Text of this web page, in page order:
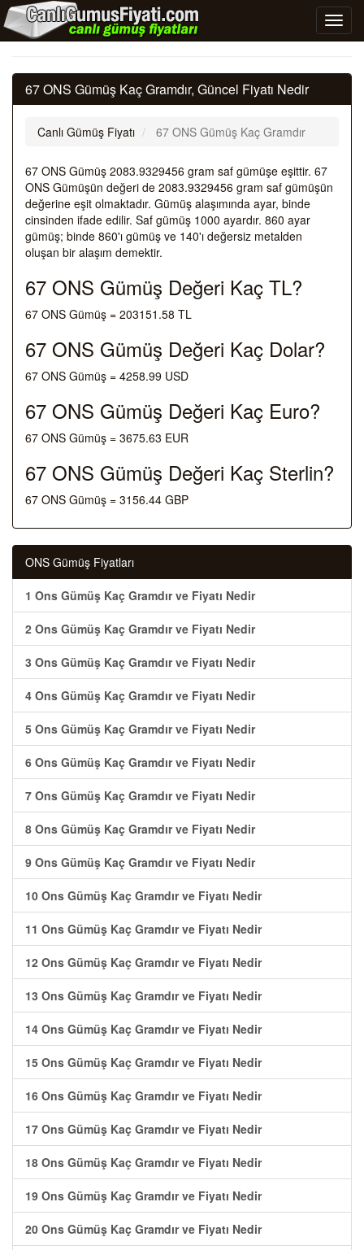
67 ONS Gümüş Kaç Gramdır, Güncel Fiyatı Nedir
Canlı Gümüş Fiyatı 67 ONS Gümüş Kaç Gramdır
67 ONS Gümüş 2083.9329456 gram saf gümüşe eşittir. 67
ONS Gümüşün değeri de 2083.9329456 gram saf gümüşün
değerine eşit olmaktadır. Gümüş alaşımında ayar, binde
cinsinden ifade edilir. Saf gümüş 1000 ayardır. 860 ayar
gümüş; binde 860'ı gümüş ve 140'ı değersiz metalden
oluşan bir alaşım demektir.
67 ONS Gümüş Değeri Kaç TL?
67 ONS Gümüş = 203151.58 TL
67 ONS Gümüş Değeri Kaç Dolar?
67 ONS Gümüş = 4258.99 USD
67 ONS Gümüş Değeri Kaç Euro?
67 ONS Gümüş = 3675.63 EUR
67 ONS Gümüş Değeri Kaç Sterlin?
67 ONS Gümüş = 3156.44 GBP
ONS Gümüş Fiyatları
1 Ons Gümüş Kaç Gramdır ve Fiyatı Nedir
2 Ons Gümüş Kaç Gramdır ve Fiyatı Nedir
3 Ons Gümüş Kaç Gramdır ve Fiyatı Nedir
4 Ons Gümüş Kaç Gramdır ve Fiyatı Nedir
5 Ons Gümüş Kaç Gramdır ve Fiyatı Nedir
6 Ons Gümüş Kaç Gramdır ve Fiyatı Nedir
7 Ons Gümüş Kaç Gramdır ve Fiyatı Nedir
8 Ons Gümüş Kaç Gramdır ve Fiyatı Nedir
9 Ons Gümüş Kaç Gramdır ve Fiyatı Nedir
10 Ons Gümüş Kaç Gramdır ve Fiyatı Nedir
11 Ons Gümüş Kaç Gramdır ve Fiyatı Nedir
12 Ons Gümüş Kaç Gramdır ve Fiyatı Nedir
13 Ons Gümüş Kaç Gramdır ve Fiyatı Nedir
14 Ons Gümüş Kaç Gramdır ve Fiyatı Nedir
15 Ons Gümüş Kaç Gramdır ve Fiyatı Nedir
16 Ons Gümüş Kaç Gramdır ve Fiyatı Nedir
17 Ons Gümüş Kaç Gramdır ve Fiyatı Nedir
18 Ons Gümüş Kaç Gramdır ve Fiyatı Nedir
19 Ons Gümüş Kaç Gramdır ve Fiyatı Nedir
20 Ons Gümüş Kaç Gramdır ve Fiyatı Nedir